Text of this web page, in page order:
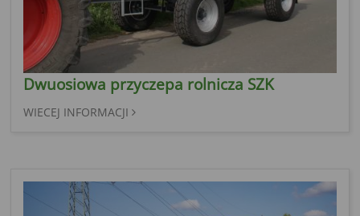
Dwuosiowa przyczepa rolnicza SZK
WIECEJ INFORMACJI